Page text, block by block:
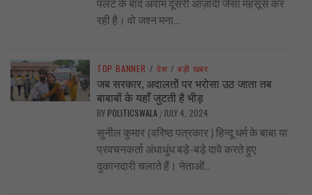
पलट के बाद अवाम दूसरी आज़ादी जैसा महसूस कर
रही है। वो जश्न मना...
TOP BANNER / देश / बड़ी खबर
जब सरकार, अदालतों पर भरोसा उठ जाता तब
बाबाबों के यहाँ जुटती है भीड़
BY POLITICSWALA / JULY 4, 2024
सुनील कुमार (वरिष्ठ पत्रकार ) हिन्दू धर्म के बाबा या
प्रवचनकर्ता अंधाधुंध बड़े-बड़े दावे करते हुए
दुकानदारी चलाते हैं। नेताओं...